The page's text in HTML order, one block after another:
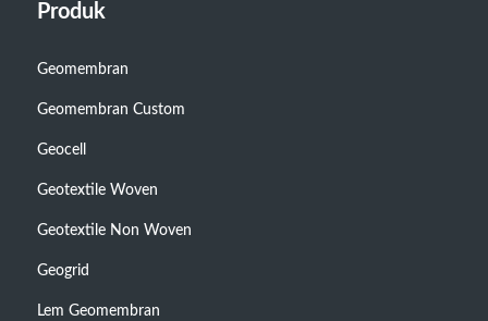
Produk
Geomembran
Geomembran Custom
Geocell
Geotextile Woven
Geotextile Non Woven
Geogrid
Lem Geomembran